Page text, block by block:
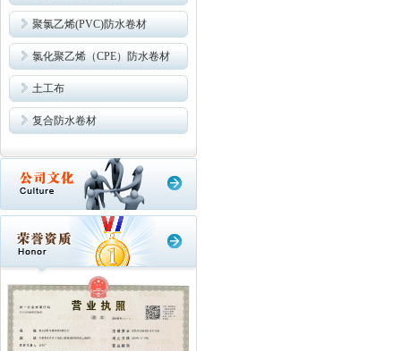
聚氯乙烯(PVC)防水卷材
氯化聚乙烯（CPE）防水卷材
土工布
复合防水卷材